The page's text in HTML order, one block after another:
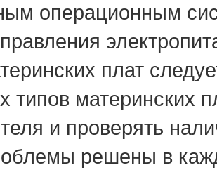
операционным
плат
типов материнских
и проверять
решены в